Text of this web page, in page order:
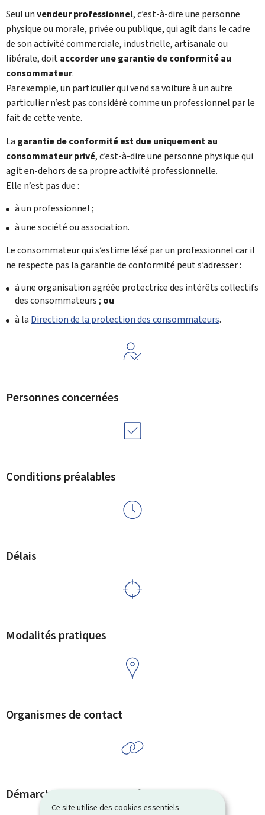
Ce site utilise des cookies essentiels
Seul unvendeur professionnel, c’est-à-dire une personne
physique ou morale, privée ou publique, qui agit dans le cadre
de son activité commerciale, industrielle, artisanale ou
libérale, doitaccorder une garantie de conformité au
consommateur.
Par exemple, un particulier qui vend sa voiture à un autre
particulier n’est pas considéré comme un professionnel par le
fait de cette vente.
La garantie de conformité est due uniquement au
consommateur privé, c’est-à-dire une personne physique qui
agit en-dehors de sa propre activité professionnelle.
Elle n’est pas due :
à un professionnel ;
à une société ou association.
Le consommateur qui s’estime lésé par un professionnel car il
ne respecte pas la garantie de conformité peut s’adresser :
à une organisation agréée protectrice des intérêts collectifs
des consommateurs ; ou
à la Direction de la protection des consommateurs.
Personnes concernées
Conditions préalables
Délais
Modalités pratiques
Organismes de contact
Démarches et liens associés